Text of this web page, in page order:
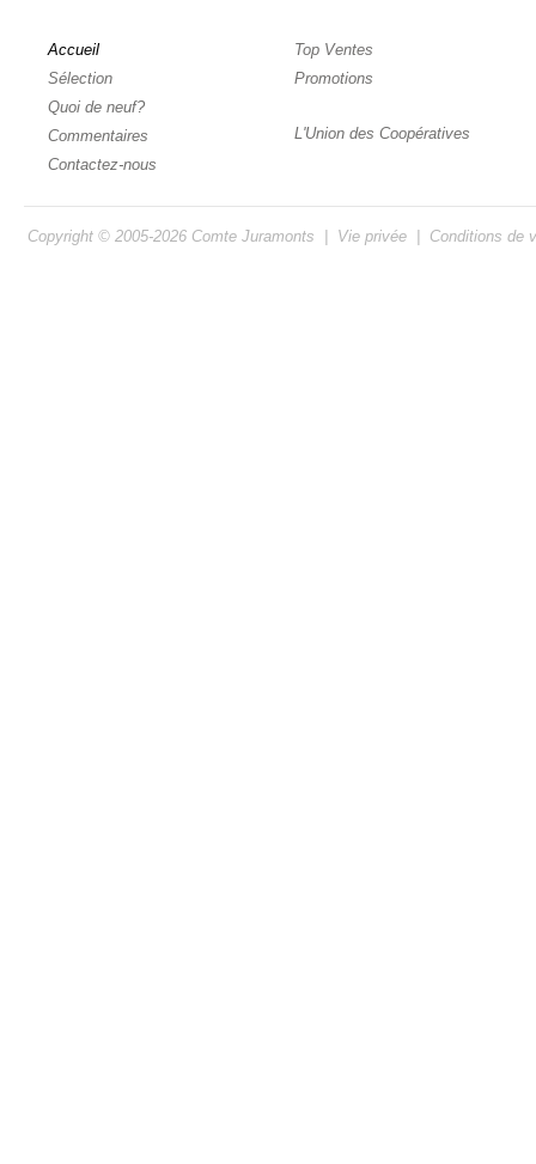
Accueil
Sélection
Quoi de neuf?
Commentaires
Contactez-nous
Top Ventes
Promotions
L'Union des Coopératives
Copyright © 2005-2026 Comte Juramonts Vie privée Conditions de